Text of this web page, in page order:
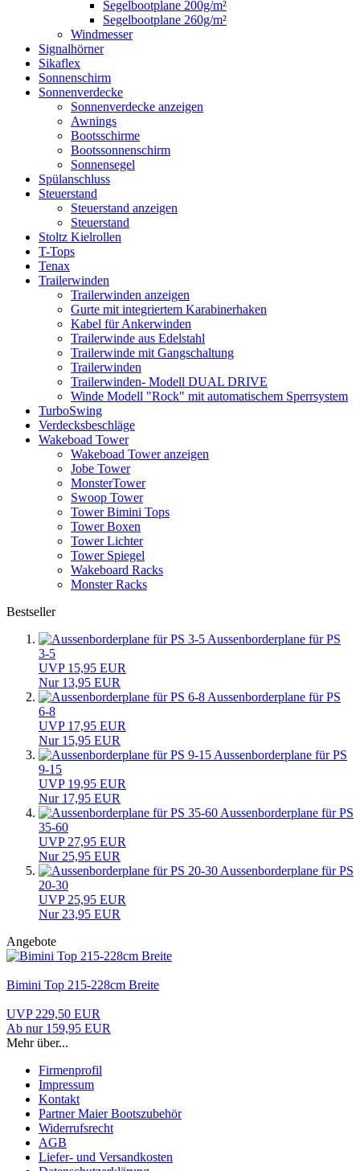
Segelbootplane 200g/m²
Segelbootplane 260g/m²
Windmesser
Signalhörner
Sikaflex
Sonnenschirm
Sonnenverdecke
Sonnenverdecke anzeigen
Awnings
Bootsschirme
Bootssonnenschirm
Sonnensegel
Spülanschluss
Steuerstand
Steuerstand anzeigen
Steuerstand
Stoltz Kielrollen
T-Tops
Tenax
Trailerwinden
Trailerwinden anzeigen
Gurte mit integriertem Karabinerhaken
Kabel für Ankerwinden
Trailerwinde aus Edelstahl
Trailerwinde mit Gangschaltung
Trailerwinden
Trailerwinden- Modell DUAL DRIVE
Winde Modell "Rock" mit automatischem Sperrsystem
TurboSwing
Verdecksbeschläge
Wakeboad Tower
Wakeboad Tower anzeigen
Jobe Tower
MonsterTower
Swoop Tower
Tower Bimini Tops
Tower Boxen
Tower Lichter
Tower Spiegel
Wakeboard Racks
Monster Racks
Bestseller
Aussenborderplane für PS
3-5
UVP 15,95 EUR
Nur 13,95 EUR
Aussenborderplane für PS
6-8
UVP 17,95 EUR
Nur 15,95 EUR
Aussenborderplane für PS
9-15
UVP 19,95 EUR
Nur 17,95 EUR
Aussenborderplane für PS
35-60
UVP 27,95 EUR
Nur 25,95 EUR
Aussenborderplane für PS
20-30
UVP 25,95 EUR
Nur 23,95 EUR
Angebote
Bimini Top 215-228cm Breite
UVP 229,50 EUR
Ab nur 159,95 EUR
Mehr über...
Firmenprofil
Impressum
Kontakt
Partner Maier Bootszubehör
Widerrufsrecht
AGB
Liefer- und Versandkosten